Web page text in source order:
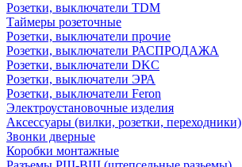
Розетки, выключатели TDM
Таймеры розеточные
Розетки, выключатели прочие
Розетки, выключатели РАСПРОДАЖА
Розетки, выключатели DKC
Розетки, выключатели ЭРА
Розетки, выключатели Feron
Электроустановочные изделия
Аксессуары (вилки, розетки, переходники)
Звонки дверные
Коробки монтажные